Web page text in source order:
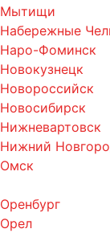
Мытищи
Набережные
Наро-Фоминск
Новокузнецк
Новороссийск
Новосибирск
Нижневартовск
Нижний
Омск
Оренбург
Орел